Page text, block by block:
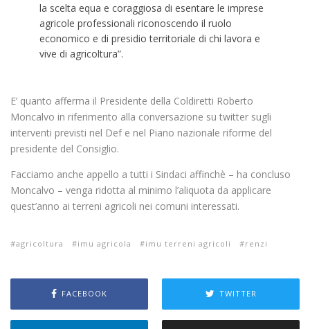
la scelta equa e coraggiosa di esentare le imprese
agricole professionali riconoscendo il ruolo
economico e di presidio territoriale di chi lavora e
vive di agricoltura”.
E’ quanto afferma il Presidente della Coldiretti Roberto
Moncalvo in riferimento alla conversazione su twitter sugli
interventi previsti nel Def e nel Piano nazionale riforme del
presidente del Consiglio.
Facciamo anche appello a tutti i Sindaci affinchè – ha concluso
Moncalvo – venga ridotta al minimo l’aliquota da applicare
quest’anno ai terreni agricoli nei comuni interessati.
agricoltura imu agricola imu terreni agricoli renzi
FACEBOOK TWITTER